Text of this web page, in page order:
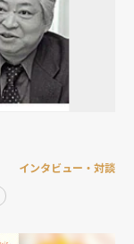
インタビュー・対談